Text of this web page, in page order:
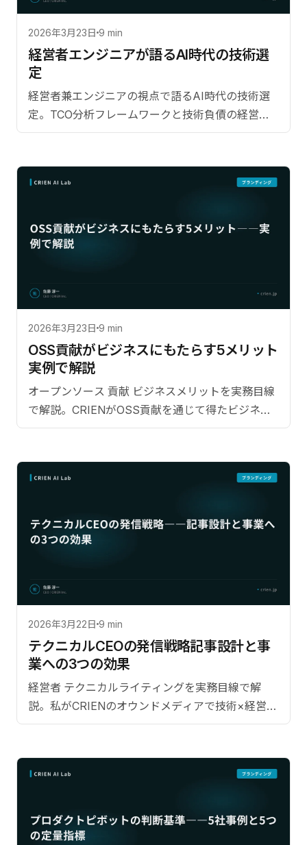
2026年3月23日 9 min
経営者エンジニアが語るAI時代の技術選
定
経営者兼エンジニアの視点で語るAI時代の技術選
定。TCO分析フレームワークと技術負債の経営指
標化手法を解説。
2026年3月23日 9 min
OSS貢献がビジネスにもたらす5メリット――
実例で解説
オープンソース 貢献 ビジネスメリットを実務目線
で解説。CRIENがOSS貢献を通じて得たビジネス
メリット（採用・ブランディング・技術力向上）
2026年3月22日 9 min
テクニカルCEOの発信戦略――記事設計と事
業への3つの効果
経営者 テクニカルライティングを実務目線で解
説。私がCRIENのオウンドメディアで技術×経営の
発信を実践している具体的な方法論。